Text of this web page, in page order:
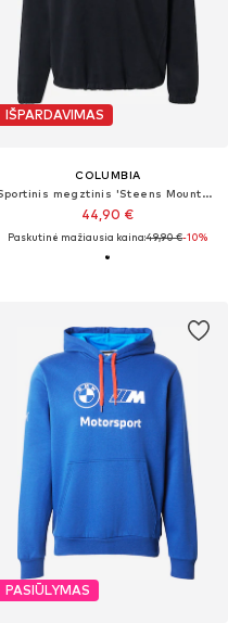
IŠPARDAVIMAS
COLUMBIA
Sportinis megztinis 'Steens Mountain™'
44,90 €
Paskutinė mažiausia kaina:49,90 €-10%
PASIŪLYMAS